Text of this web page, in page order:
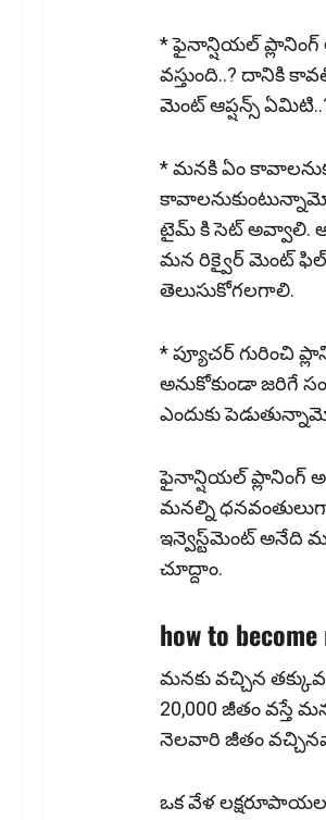
* ఫైనాన్షియల్
వస్తుంది..? దానికి
మెంట్ ఆప్షన్స్
* మనకి ఏం
టైమ్ కి సెట్ అవ్వాలి.
మన రిక్వైర్ మెంట్ ఫిల్
తెలుసుకోగలగాలి.
* ప్యూచర్ గురించి
అనుకోకుండా జరిగే
ఎందుకు
ఫైనాన్షియ‌ల్ ప్లానింగ్
మ‌న‌ల్ని
ఇన్వెస్ట్‌మెంట్ అనేది
చూద్దాం.
how to
మనకు వచ్చిన
20,000 జీతం వస్తే
నెలవారి జీతం
ఒక వేళ